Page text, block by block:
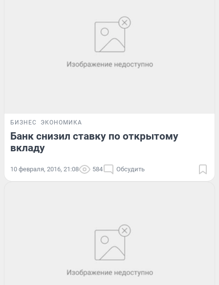
БИЗНЕС ЭКОНОМИКА
Банк снизил ставку по открытому
вкладу
10 февраля, 2016, 21:08 584 Обсудить